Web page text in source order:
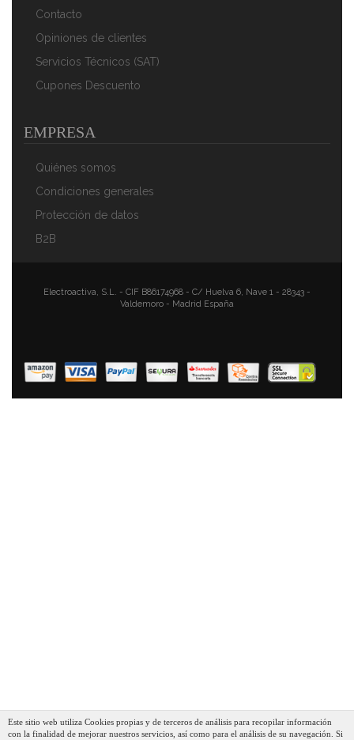
Contacto
Opiniones de clientes
Servicios Técnicos (SAT)
Cupones Descuento
EMPRESA
Quiénes somos
Condiciones generales
Protección de datos
B2B
Electroactiva, S.L. - CIF B86174968 - C/ Huelva 6, Nave 1 - 28343 -
Valdemoro - Madrid España
Este sitio web utiliza Cookies propias y de terceros de análisis para recopilar información
con la finalidad de mejorar nuestros servicios, así como para el análisis de su navegación. Si